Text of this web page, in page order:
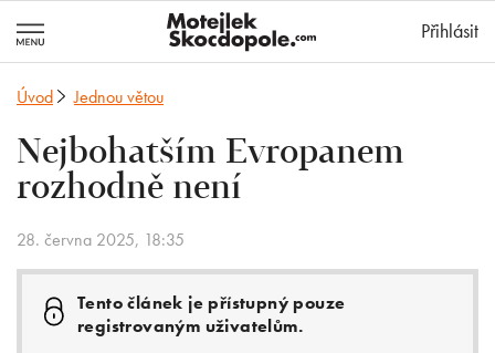
Přihlásit
Úvod Jednou větou
Nejbohatším Evropanem
rozhodně není
28. června 2025, 18:35
Tento článek je přístupný pouze
registrovaným uživatelům.